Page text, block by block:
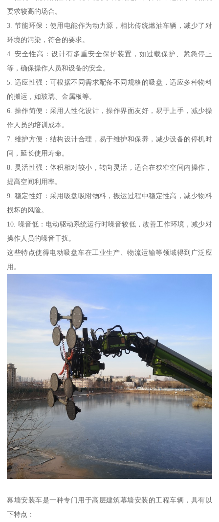
要求较高的场合。
3. 节能环保：使用电能作为动力源，相比传统燃油车辆，减少了对
环境的污染，符合的要求。
4. 安全性高：设计有多重安全保护装置，如过载保护、紧急停止
等，确保操作人员和设备的安全。
5. 适应性强：可根据不同需求配备不同规格的吸盘，适应多种物料
的搬运，如玻璃、金属板等。
6. 操作简便：采用人性化设计，操作界面友好，易于上手，减少操
作人员的培训成本。
7. 维护方便：结构设计合理，易于维护和保养，减少设备的停机时
间，延长使用寿命。
8. 灵活性强：体积相对较小，转向灵活，适合在狭窄空间内操作，
提高空间利用率。
9. 稳定性好：采用吸盘吸附物料，搬运过程中稳定性高，减少物料
损坏的风险。
10. 噪音低：电动驱动系统运行时噪音较低，改善工作环境，减少对
操作人员的噪音干扰。
这些特点使得电动吸盘车在工业生产、物流运输等领域得到广泛应
用。
幕墙安装车是一种专门用于高层建筑幕墙安装的工程车辆，具有以
下特点：